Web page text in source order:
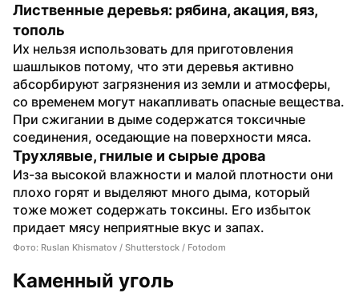
Лиственные деревья: рябина, акация, вяз,
тополь
Их нельзя использовать для приготовления
шашлыков потому, что эти деревья активно
абсорбируют загрязнения из земли и атмосферы,
со временем могут накапливать опасные вещества.
При сжигании в дыме содержатся токсичные
соединения, оседающие на поверхности мяса.
Трухлявые, гнилые и сырые дрова
Из-за высокой влажности и малой плотности они
плохо горят и выделяют много дыма, который
тоже может содержать токсины. Его избыток
придает мясу неприятные вкус и запах.
Фото: Ruslan Khismatov / Shutterstock / Fotodom
Каменный уголь